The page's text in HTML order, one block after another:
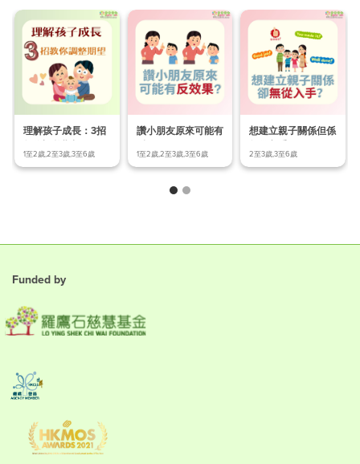
理解孩子成長：3招
教你調整期望!
1至2歲,2至3歲,3至6歲
讚小朋友原來可能有
反效果？
1至2歲,2至3歲,3至6歲
想建立親子關係但係
無從入手？
2至3歲,3至6歲
Funded by